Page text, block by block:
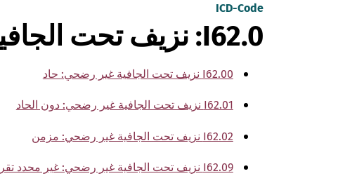
ICD-Code
I62.0: نزيف تحت الجافية غير رضحي
I62.00 نزيف تحت الجافية غير رضحي: حاد
I62.01 نزيف تحت الجافية غير رضحي: دون الحاد
I62.02 نزيف تحت الجافية غير رضحي: مزمن
I62.09 نزيف تحت الجافية غير رضحي: غير محدد تقريبًا